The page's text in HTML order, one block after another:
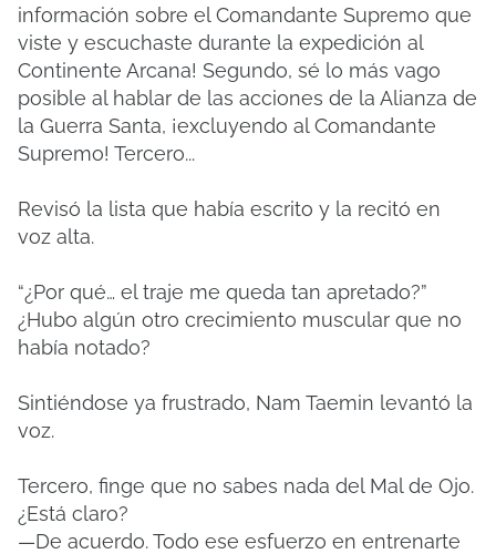
información sobre el Comandante Supremo que
viste y escuchaste durante la expedición al
Continente Arcana! Segundo, sé lo más vago
posible al hablar de las acciones de la Alianza de
la Guerra Santa, ¡excluyendo al Comandante
Supremo! Tercero...
Revisó la lista que había escrito y la recitó en
voz alta.
“¿Por qué… el traje me queda tan apretado?”
¿Hubo algún otro crecimiento muscular que no
había notado?
Sintiéndose ya frustrado, Nam Taemin levantó la
voz.
Tercero, finge que no sabes nada del Mal de Ojo.
¿Está claro?
—De acuerdo. Todo ese esfuerzo en entrenarte